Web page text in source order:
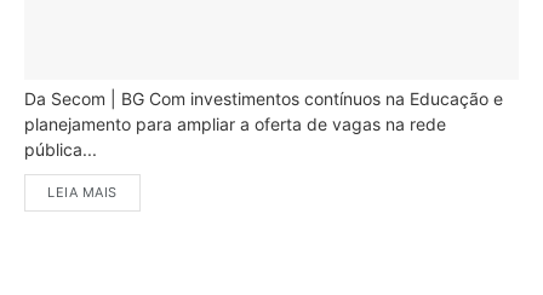
Da Secom | BG Com investimentos contínuos na Educação e
planejamento para ampliar a oferta de vagas na rede
pública...
LEIA MAIS